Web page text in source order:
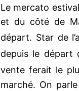
Le mercato
et du côté de
départ. Star de
depuis le départ
vente ferait le
marché. On